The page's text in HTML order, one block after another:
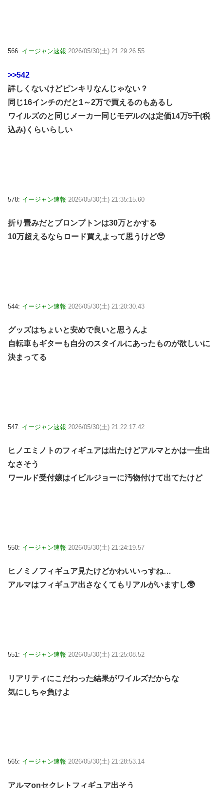
566: イージャン速報 2026/05/30(土) 21:29:26.55
>>542
詳しくないけどピンキリなんじゃない？
同じ16インチのだと1～2万で買えるのもあるし
ワイルズのと同じメーカー同じモデルのは定価14万5千(税
込み)くらいらしい
578: イージャン速報 2026/05/30(土) 21:35:15.60
折り畳みだとブロンプトンは30万とかする
10万超えるならロード買えよって思うけど🥺
544: イージャン速報 2026/05/30(土) 21:20:30.43
グッズはちょいと安めで良いと思うんよ
自転車もギターも自分のスタイルにあったものが欲しいに
決まってる
547: イージャン速報 2026/05/30(土) 21:22:17.42
ヒノエミノトのフィギュアは出たけどアルマとかは一生出
なさそう
ワールド受付嬢はイビルジョーに汚物付けて出てたけど
550: イージャン速報 2026/05/30(土) 21:24:19.57
ヒノミノフィギュア見たけどかわいいっすね…
アルマはフィギュア出さなくてもリアルがいますし🥸
551: イージャン速報 2026/05/30(土) 21:25:08.52
リアリティにこだわった結果がワイルズだからな
気にしちゃ負けよ
565: イージャン速報 2026/05/30(土) 21:28:53.14
アルマonセクレトフィギュア出そう